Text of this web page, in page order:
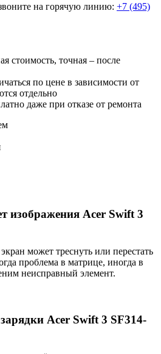
на горячую линию: +7 (495)
стоимость, точная – после
по цене в зависимости от
отдельно
даже при отказе от ремонта
изображения Acer Swift 3
может треснуть или перестать
проблема в матрице, иногда в
неисправный элемент.
Acer Swift 3 SF314-